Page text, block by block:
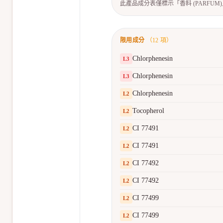
此產品成分表僅標示「香料
限用成分 （12 項）
L3 Chlorphenesin
L3 Chlorphenesin
L2 Chlorphenesin
L2 Tocopherol
L2 CI 77491
L2 CI 77491
L2 CI 77492
L2 CI 77492
L2 CI 77499
L2 CI 77499